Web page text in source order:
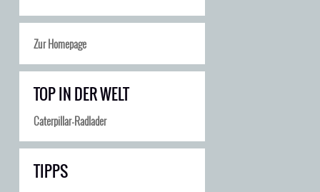
Zur Homepage
TOP IN DER WELT
Caterpillar-Radlader
TIPPS